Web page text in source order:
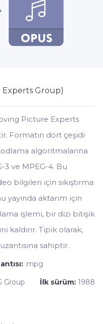
Group)
Picture Experts
Formatın dört çeşidi
algoritmalarına
3 ve MPEG-4. Bu
bilgileri için sıkıştırma
yayında aktarım için
işlemi, bir dizi bitişik
kaldırır. Tipik olarak,
sahiptir.
.mpg
Group İlk sürüm: 1988